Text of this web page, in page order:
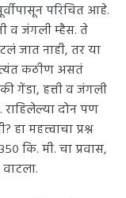
परिचित आहे.
व जंगली म्हैस. ते
जात नाही, तर या
कठीण असतं
गेंडा, हत्ती व जंगली
राहिलेल्या दोन पण
हा महत्त्वाचा प्रश्न
कि. मी. चा प्रवास,